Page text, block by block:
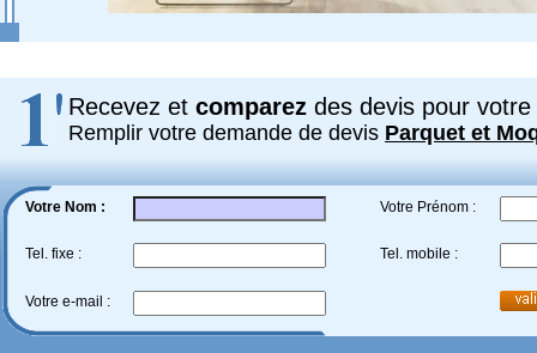
Recevez et comparez des devis pour votre
Remplir votre demande de devis Parquet et
Votre Nom : Votre Prénom :
Tel. fixe : Tel. mobile :
Votre e-mail :